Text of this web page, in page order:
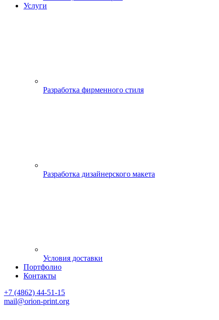
Услуги
Разработка фирменного стиля
Разработка дизайнерского макета
Условия доставки
Портфолио
Контакты
+7 (4862) 44-51-15
mail@orion-print.org